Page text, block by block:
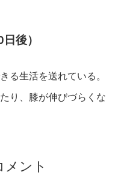
後）
る生活を送れている。
り、膝が伸びづらくな
メント